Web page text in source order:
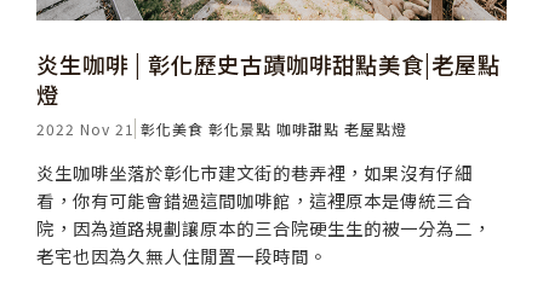
炎生咖啡 | 彰化歷史古蹟咖啡甜點美食|老屋點
燈
2022 Nov 21 彰化美食 彰化景點 咖啡甜點 老屋點燈
炎生咖啡坐落於彰化市建文街的巷弄裡，如果沒有仔細
看，你有可能會錯過這間咖啡館，這裡原本是傳統三合
院，因為道路規劃讓原本的三合院硬生生的被一分為二，
老宅也因為久無人住閒置一段時間。